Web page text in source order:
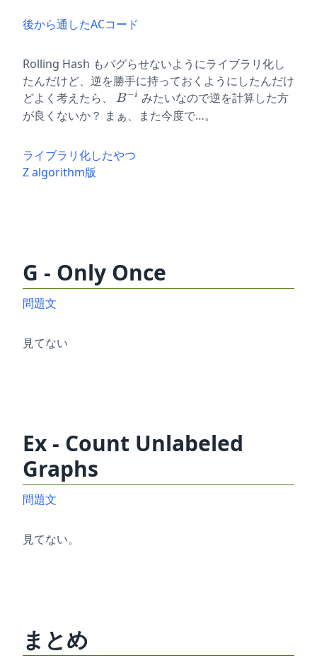
後から通したACコード
Rolling Hash もバグらせないようにライブラリ化し
たんだけど、逆を勝手に持っておくようにしたんだけ
どよく考えたら、
B
^
B−i みたいなので逆を計算した方
が良くないか？ まぁ、また今度で…。
ライブラリ化したやつ
Z algorithm版
G - Only Once
問題文
見てない
Ex - Count Unlabeled
Graphs
問題文
見てない。
まとめ